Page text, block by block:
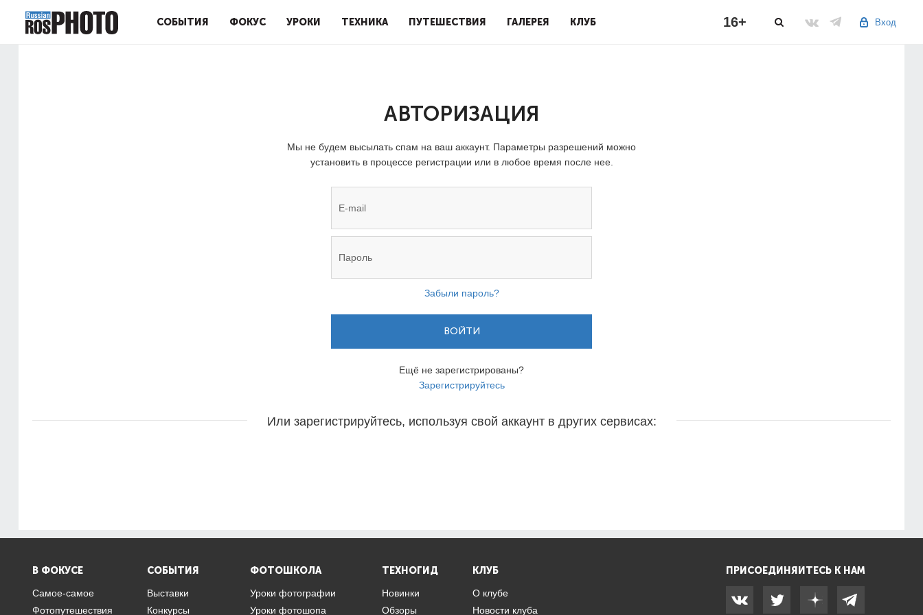
СОБЫТИЯ ФОКУС УРОКИ ТЕХНИКА ПУТЕШЕСТВИЯ ГАЛЕРЕЯ КЛУБ Вход
16+
АВТОРИЗАЦИЯ
Мы не будем высылать спам на ваш аккаунт. Параметры разрешений можно
установить в процессе регистрации или в любое время после нее.
Забыли пароль?
ВОЙТИ
Ещё не зарегистрированы?
Зарегистрируйтесь
Или зарегистрируйтесь, используя свой аккаунт в других сервисах:
В ФОКУСЕ
Самое-самое
Фотопутешествия
СОБЫТИЯ
Выставки
Конкурсы
ФОТОШКОЛА
Уроки фотографии
Уроки фотошопа
ТЕХНОГИД
Новинки
Обзоры
КЛУБ
О клубе
Новости клуба
ПРИСОЕДИНЯЙТЕСЬ К НАМ